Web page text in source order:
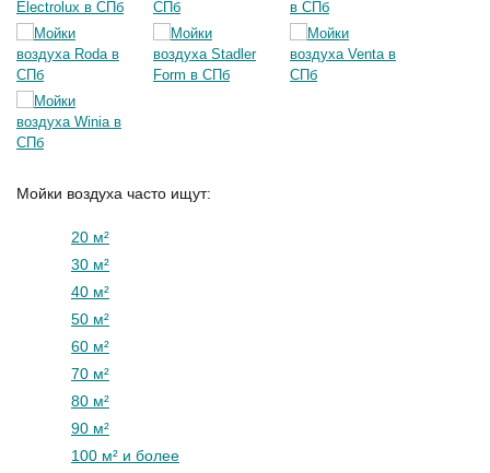
Мойки воздуха часто ищут:
20 м²
30 м²
40 м²
50 м²
60 м²
70 м²
80 м²
90 м²
100 м² и более